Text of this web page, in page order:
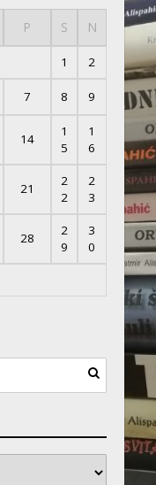
P S N
1 2
7 8 9
14
1
5
1
6
21
2
2
2
3
28
2
9
3
0